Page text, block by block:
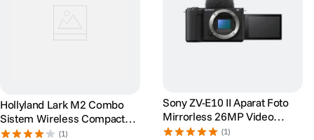
Hollyland Lark M2 Combo
Sistem Wireless Compact
Shine Charcoal
(1)
Sony ZV-E10 II Aparat Foto
Mirrorless 26MP Video
4K60p
(1)